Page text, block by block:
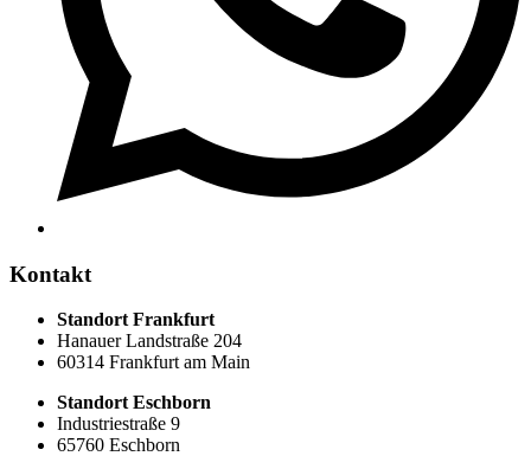
Kontakt
Standort Frankfurt
Hanauer Landstraße 204
60314 Frankfurt am Main
Standort Eschborn
Industriestraße 9
65760 Eschborn